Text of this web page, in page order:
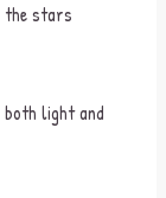
thestars
both lightand